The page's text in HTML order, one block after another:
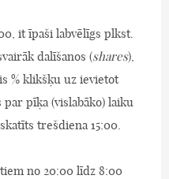
it īpaši labvēlīgs plkst.
dalīšanos (shares),
% klikšķu uz ievietot
pīķa (vislabāko) laiku
trešdiena 15:00.
no 20:00 līdz 8:00